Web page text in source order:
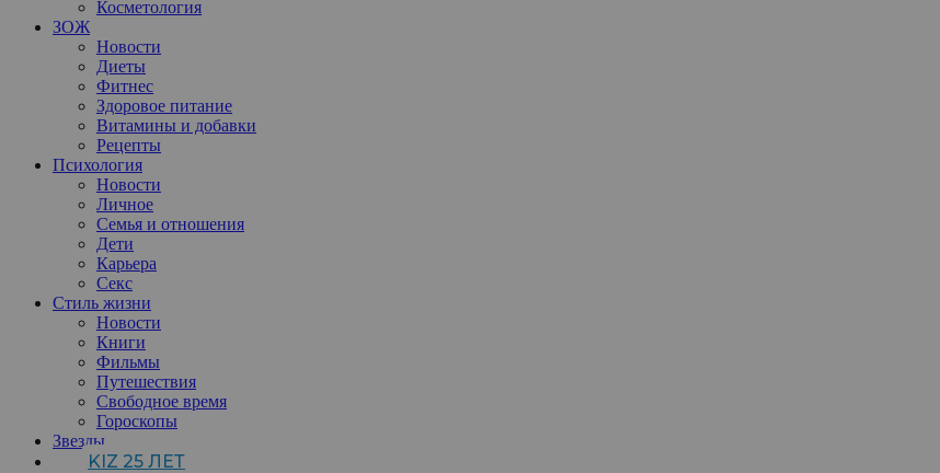
Косметология
ЗОЖ
Новости
Диеты
Фитнес
Здоровое питание
Витамины и добавки
Рецепты
Психология
Новости
Личное
Семья и отношения
Дети
Карьера
Секс
Стиль жизни
Новости
Книги
Фильмы
Путешествия
Свободное время
Гороскопы
Звезды
KIZ 25 ЛЕТ